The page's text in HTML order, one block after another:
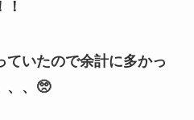
ていたので余計に多かっ
、、🥺